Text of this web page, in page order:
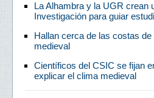
La Alhambra y la UGR crean
Investigación para guiar
Hallan cerca de las costas
medieval
Científicos del CSIC se fijan
explicar el clima medieval